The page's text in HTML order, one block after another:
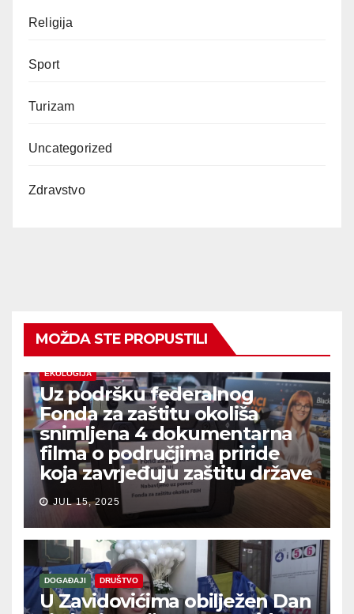
Religija
Sport
Turizam
Uncategorized
Zdravstvo
MOŽDA STE PROPUSTILI
EKOLOGIJA
Uz podršku federalnog
Fonda za zaštitu okoliša
snimljena 4 dokumentarna
filma o područjima priride
koja zavrjeđuju zaštitu države
JUL 15, 2025
DOGAĐAJI DRUŠTVO
U Zavidovićima obilježen Dan